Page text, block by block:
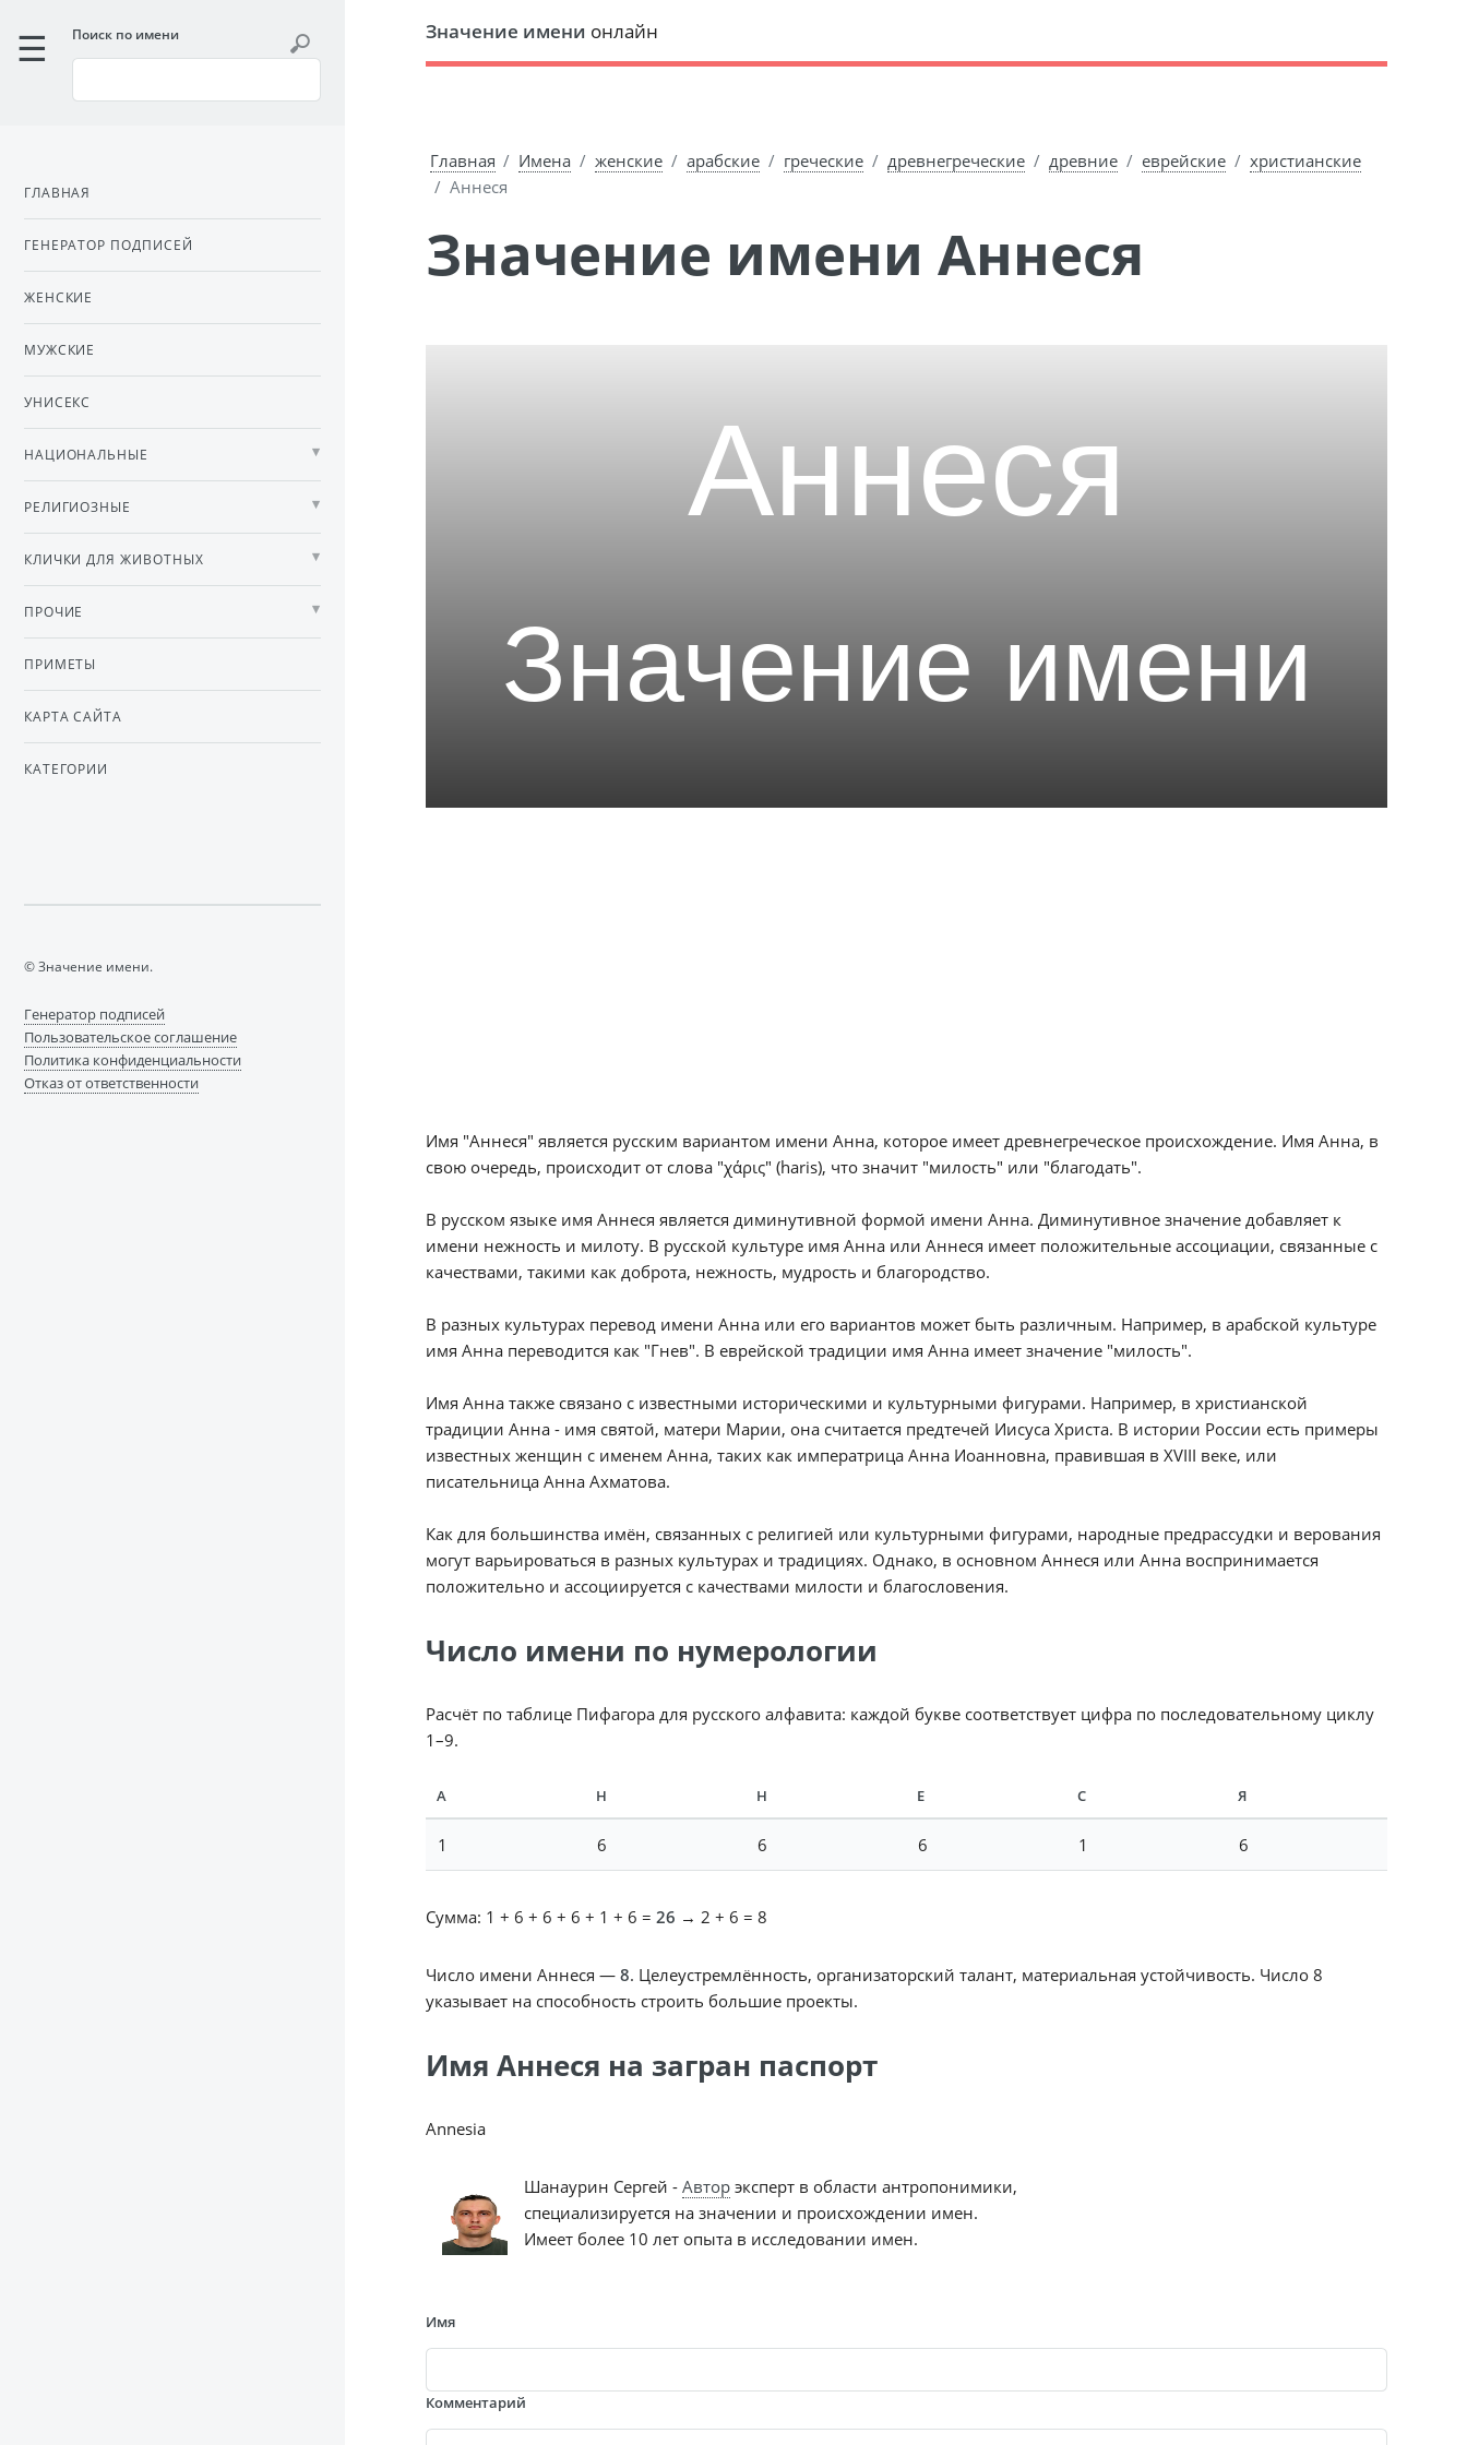
Значение имени онлайн
Главная Имена женские арабские греческие древнегреческие древние еврейские
христианские
Аннеся
Значение имени Аннеся
Имя "Аннеся" является русским вариантом имени Анна, которое имеет древнегреческое происхождение. Имя Анна, в
свою очередь, происходит от слова "χάρις" (haris), что значит "милость" или "благодать".
В русском языке имя Аннеся является диминутивной формой имени Анна. Диминутивное значение добавляет к
имени нежность и милоту. В русской культуре имя Анна или Аннеся имеет положительные ассоциации, связанные с
качествами, такими как доброта, нежность, мудрость и благородство.
В разных культурах перевод имени Анна или его вариантов может быть различным. Например, в арабской культуре
имя Анна переводится как "Гнев". В еврейской традиции имя Анна имеет значение "милость".
Имя Анна также связано с известными историческими и культурными фигурами. Например, в христианской
традиции Анна - имя святой, матери Марии, она считается предтечей Иисуса Христа. В истории России есть примеры
известных женщин с именем Анна, таких как императрица Анна Иоанновна, правившая в XVIII веке, или
писательница Анна Ахматова.
Как для большинства имён, связанных с религией или культурными фигурами, народные предрассудки и верования
могут варьироваться в разных культурах и традициях. Однако, в основном Аннеся или Анна воспринимается
положительно и ассоциируется с качествами милости и благословения.
Число имени по нумерологии
Расчёт по таблице Пифагора для русского алфавита: каждой букве соответствует цифра по последовательному циклу
1–9.
А Н Н Е С Я
1 6 6 6 1 6
Сумма: 1 + 6 + 6 + 6 + 1 + 6 = 26 → 2 + 6 = 8
Число имени Аннеся — 8. Целеустремлённость, организаторский талант, материальная устойчивость. Число 8
указывает на способность строить большие проекты.
Имя Аннеся на загран паспорт
Annesia
Шанаурин Сергей - Авторэксперт в области антропонимики,
специализируется на значении и происхождении имен.
Имеет более 10 лет опыта в исследовании имен.
Имя
Комментарий
Поиск по имени
ГЛАВНАЯ
ГЕНЕРАТОР ПОДПИСЕЙ
ЖЕНСКИЕ
МУЖСКИЕ
УНИСЕКС
НАЦИОНАЛЬНЫЕ
РЕЛИГИОЗНЫЕ
КЛИЧКИ ДЛЯ ЖИВОТНЫХ
ПРОЧИЕ
ПРИМЕТЫ
КАРТА САЙТА
КАТЕГОРИИ
© Значение имени.
Генератор подписей
Пользовательское соглашение
Политика конфиденциальности
Отказ от ответственности